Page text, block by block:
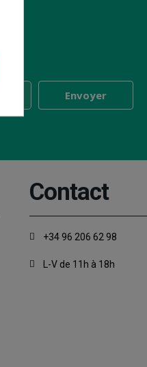
Contact
+34 96 206 62 98
L-V de 11h à 18h